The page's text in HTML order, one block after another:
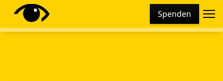
Spenden
Diese Webseite setzt verschiedene Cookies und
Tracking-Tools ein. Dies beinhaltet Cookies und